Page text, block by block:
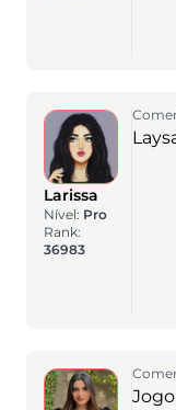
Larissa
Nível: Pro
Rank:
36983